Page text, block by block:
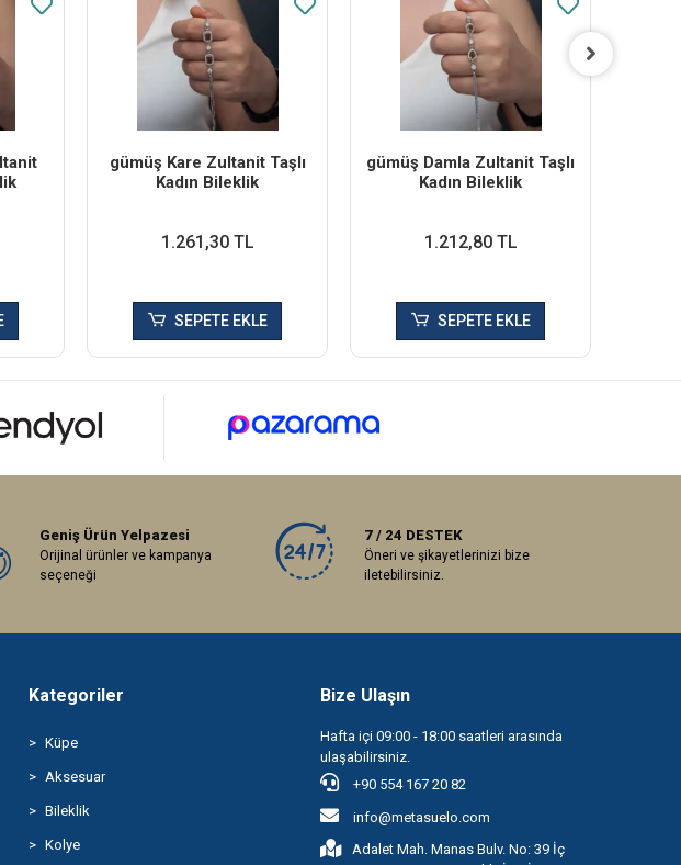
​gümüş Kare Zultanit Taşlı
Kadın Bileklik
1.261,30 TL
SEPETE EKLE
​gümüş Damla Zultanit Taşlı
Kadın Bileklik
1.212,80 TL
SEPETE EKLE
Geniş Ürün Yelpazesi
Orijinal ürünler ve kampanya
seçeneği
7 / 24 DESTEK
Öneri ve şikayetlerinizi bize
iletebilirsiniz.
Kategoriler
Küpe
Aksesuar
Bileklik
Kolye
Bize Ulaşın
Hafta içi 09:00 - 18:00 saatleri arasında
ulaşabilirsiniz.
+90 554 167 20 82
info@metasuelo.com
Adalet Mah. Manas Bulv. No: 39 İç